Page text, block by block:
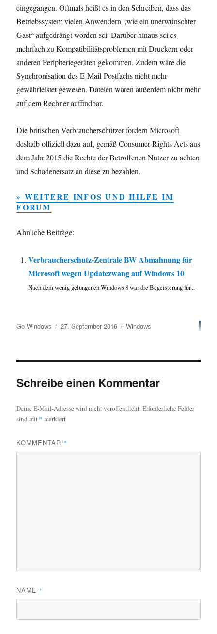
eingegangen. Oftmals heißt es in den Schreiben, dass das
Betriebssystem vielen Anwendern „wie ein unerwünschter
Gast“ aufgedrängt worden sei. Darüber hinaus sei es
mehrfach zu Kompatibilitätsproblemen mit Druckern oder
anderen Peripheriegeräten gekommen. Zudem wäre die
Synchronisation des E-Mail-Postfachs nicht mehr
gewährleistet gewesen. Dateien waren außerdem nicht mehr
auf dem Rechner auffindbar.
Die britischen Verbraucherschützer fordern Microsoft
deshalb offiziell dazu auf, gemäß Consumer Rights Acts aus
dem Jahr 2015 die Rechte der Betroffenen Nutzer zu achten
und Schadenersatz an diese zu bezahlen.
» WEITERE INFOS UND HILFE IM
FORUM
Ähnliche Beiträge:
Verbraucherschutz-Zentrale BW Abmahnung für
Microsoft wegen Updatezwang auf Windows 10
Nach dem wenig gelungenen Windows 8 war die Begeisterung für...
Autor
Go-Windows
Veröffentlicht
27. September 2016 Kategorien
Windows
Schreibe einen Kommentar
Deine E-Mail-Adresse wird nicht veröffentlicht.Erforderliche Felder
sind mit * markiert
KOMMENTAR *
NAME *